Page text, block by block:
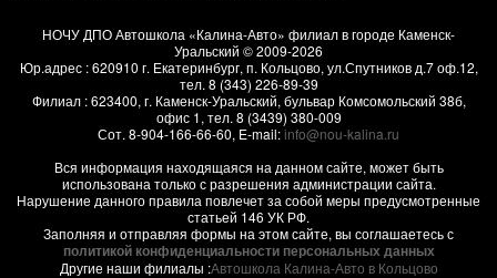
НОЧУ ДПО Автошкола «Калина-Авто» филиал в городе Каменск-
Уральский © 2009-2026
Юр.адрес :620910 г. Екатеринбург, п. Кольцово, ул.Спутников д.7 оф.12,
тел. 8 (343) 226-89-39
Филиал :623400, г. Каменск-Уральский, бульвар Комсомольский 38б,
офис 1, тел. 8 (3439) 380-009
Сот. 8-904-166-66-60, E-mail:info@nou-kalina.ru
Вся информация находящаяся на данном сайте, может быть
использована только с разрешения администрации сайта.
Нарушение данного правила повлечет за собой меры предусмотренные
статьей 146 УК РФ.
Заполняя и отправляя формы на этом сайте, вы соглашаетесь с
политикой конфиденциальности персональных данных
Другие наши филиалы :Автошкола Калина-Авто в Кольцово